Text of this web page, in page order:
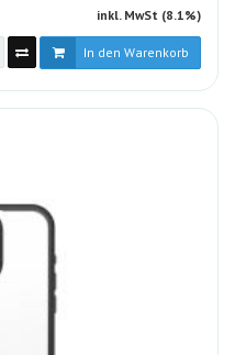
inkl. MwSt (8.1%)
In den Warenkorb